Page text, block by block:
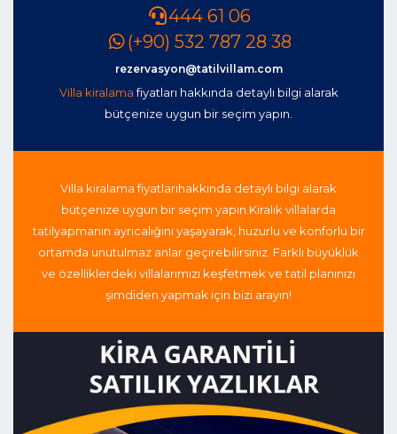
444 61 06
(+90) 532 787 28 38
rezervasyon@tatilvillam.com
Villa kiralamafiyatları hakkında detaylı bilgi alarak
bütçenize uygun bir seçim yapın.
Villa kiralama fiyatlarıhakkında detaylı bilgi alarak
bütçenize uygun bir seçim yapın.Kiralık villalarda
tatilyapmanın ayrıcalığını yaşayarak, huzurlu ve konforlu bir
ortamda unutulmaz anlar geçirebilirsiniz. Farklı büyüklük
ve özelliklerdeki villalarımızı keşfetmek ve tatil planınızı
şimdiden yapmak için bizi arayın!